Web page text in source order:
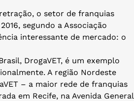
o setor de franquias
segundo a Associação
interessante de mercado: o
DrogaVET, é um exemplo
A região Nordeste
– a maior rede de franquias
em Recife, na Avenida General